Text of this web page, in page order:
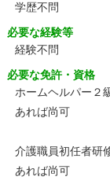
学歴不問
必要な経験等
経験不問
必要な免許・資格
ホームヘルパー２
あれば尚可
介護職員初任者研
あれば尚可